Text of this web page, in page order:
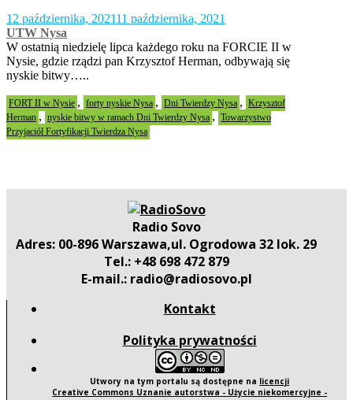
12 października, 202111 października, 2021
UTW Nysa
W ostatnią niedzielę lipca każdego roku na FORCIE II w
Nysie, gdzie rządzi pan Krzysztof Herman, odbywają się
nyskie bitwy…..
FORT II w Nysie , forty nyskie Nysa , Dni Twierdzy Nysa , Krzysztof
Herman , nyskie bitwy w ramach Dni Twierdzy Nysa , Towarzystwo
Przyjaciół Fortyfikacji Twierdza Nysa
Radio Sovo
Adres: 00-896 Warszawa,ul. Ogrodowa 32 lok. 29
Tel.: +48 698 472 879
E-mail.: radio@radiosovo.pl
Kontakt
Polityka prywatności
Utwory na tym portalu są dostępne na licencji
Creative Commons Uznanie autorstwa - Użycie niekomercyjne -